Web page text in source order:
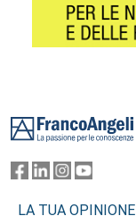
LA TUA OPINIONE